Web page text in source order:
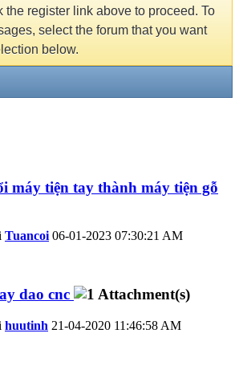
the register link above to proceed. To
select the forum that you want
below.
máy tiện tay thành máy tiện gỗ
Tuancoi 06-01-2023 07:30:21 AM
dao cnc
huutinh 21-04-2020 11:46:58 AM